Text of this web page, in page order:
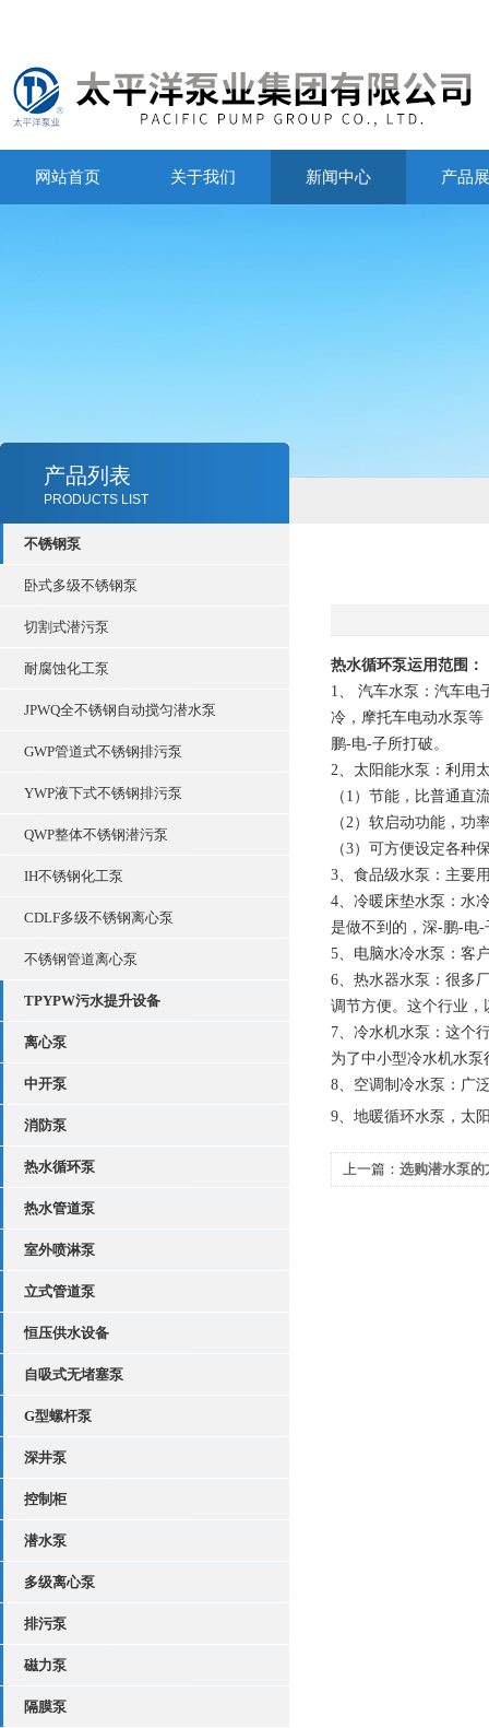
网站首页 关于我们 新闻中心 产品
产品列表
PRODUCTS LIST
不锈钢泵
卧式多级不锈钢泵
切割式潜污泵
耐腐蚀化工泵
JPWQ全不锈钢自动搅匀潜水泵
GWP管道式不锈钢排污泵
YWP液下式不锈钢排污泵
QWP整体不锈钢潜污泵
IH不锈钢化工泵
CDLF多级不锈钢离心泵
不锈钢管道离心泵
TPYPW污水提升设备
离心泵
中开泵
消防泵
热水循环泵
热水管道泵
室外喷淋泵
立式管道泵
恒压供水设备
自吸式无堵塞泵
G型螺杆泵
深井泵
控制柜
潜水泵
多级离心泵
排污泵
磁力泵
隔膜泵
热水循环泵运用范围：
1、 汽车水泵：汽车电
冷，摩托车电动水泵等
鹏-电-子所打破。
2、太阳能水泵：利用
（1）节能，比普通直
（2）软启动功能，功
（3）可方便设定各种
3、食品级水泵：主要
4、冷暖床垫水泵：水
是做不到的，深-鹏-电-
5、电脑水冷水泵：客
6、热水器水泵：很多
调节方便。这个行业
7、冷水机水泵：这个
为了中小型冷水机水
8、空调制冷水泵：广
9、地暖循环水泵，太
上一篇： 选购潜水泵的